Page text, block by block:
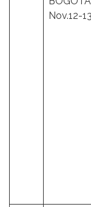
Nov.12-13